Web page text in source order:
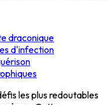
draconique
d'infection
les plus redoutables